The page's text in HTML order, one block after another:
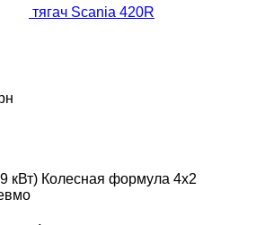
тягач Scania 420R
кВт) Колесная формула 4x2